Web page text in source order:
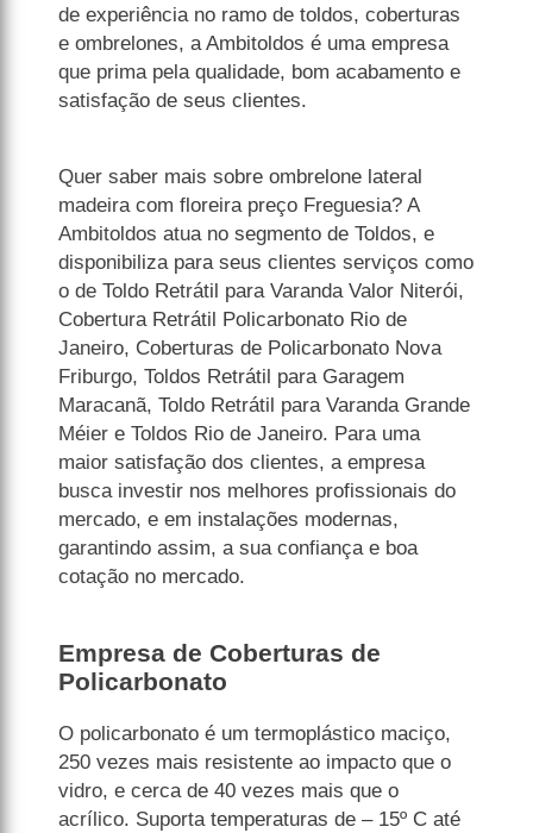
de experiência no ramo de toldos, coberturas
e ombrelones, a Ambitoldos é uma empresa
que prima pela qualidade, bom acabamento e
satisfação de seus clientes.
Quer saber mais sobre ombrelone lateral
madeira com floreira preço Freguesia? A
Ambitoldos atua no segmento de Toldos, e
disponibiliza para seus clientes serviços como
o de Toldo Retrátil para Varanda Valor Niterói,
Cobertura Retrátil Policarbonato Rio de
Janeiro, Coberturas de Policarbonato Nova
Friburgo, Toldos Retrátil para Garagem
Maracanã, Toldo Retrátil para Varanda Grande
Méier e Toldos Rio de Janeiro. Para uma
maior satisfação dos clientes, a empresa
busca investir nos melhores profissionais do
mercado, e em instalações modernas,
garantindo assim, a sua confiança e boa
cotação no mercado.
Empresa de Coberturas de
Policarbonato
O policarbonato é um termoplástico maciço,
250 vezes mais resistente ao impacto que o
vidro, e cerca de 40 vezes mais que o
acrílico. Suporta temperaturas de – 15º C até